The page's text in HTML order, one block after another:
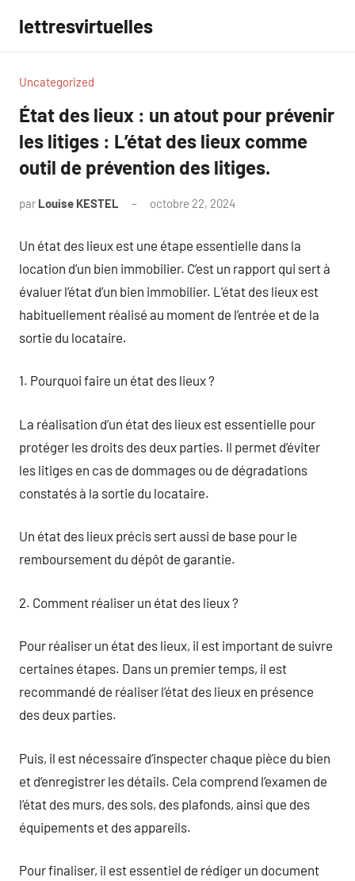
contenu
lettresvirtuelles
Uncategorized
État des lieux : un atout pour prévenir
les litiges : L’état des lieux comme
outil de prévention des litiges.
par Louise KESTEL octobre 22, 2024
Un état des lieux est une étape essentielle dans la
location d’un bien immobilier. C’est un rapport qui sert à
évaluer l’état d’un bien immobilier. L’état des lieux est
habituellement réalisé au moment de l’entrée et de la
sortie du locataire.
1. Pourquoi faire un état des lieux ?
La réalisation d’un état des lieux est essentielle pour
protéger les droits des deux parties. Il permet d’éviter
les litiges en cas de dommages ou de dégradations
constatés à la sortie du locataire.
Un état des lieux précis sert aussi de base pour le
remboursement du dépôt de garantie.
2. Comment réaliser un état des lieux ?
Pour réaliser un état des lieux, il est important de suivre
certaines étapes. Dans un premier temps, il est
recommandé de réaliser l’état des lieux en présence
des deux parties.
Puis, il est nécessaire d’inspecter chaque pièce du bien
et d’enregistrer les détails. Cela comprend l’examen de
l’état des murs, des sols, des plafonds, ainsi que des
équipements et des appareils.
Pour finaliser, il est essentiel de rédiger un document